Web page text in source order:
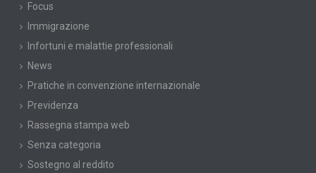
Focus
Immigrazione
Infortuni e malattie professionali
News
Pratiche in convenzione internazionale
Previdenza
Rassegna stampa web
Senza categoria
Sostegno al reddito